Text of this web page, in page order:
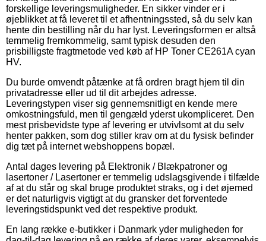
forskellige leveringsmuligheder. En sikker vinder er i
øjeblikket at få leveret til et afhentningssted, så du selv kan
hente din bestilling når du har lyst. Leveringsformen er altså
temmelig fremkommelig, samt typisk desuden den
prisbilligste fragtmetode ved køb af HP Toner CE261A cyan
HV.
Du burde omvendt påtænke at få ordren bragt hjem til din
privatadresse eller ud til dit arbejdes adresse.
Leveringstypen viser sig gennemsnitligt en kende mere
omkostningsfuld, men til gengæld yderst ukompliceret. Den
mest prisbevidste type af levering er utvivlsomt at du selv
henter pakken, som dog stiller krav om at du fysisk befinder
dig tæt på internet webshoppens bopæl.
Antal dages levering på Elektronik / Blækpatroner og
lasertoner / Lasertoner er temmelig udslagsgivende i tilfælde
af at du står og skal bruge produktet straks, og i det øjemed
er det naturligvis vigtigt at du gransker det forventede
leveringstidspunkt ved det respektive produkt.
En lang række e-butikker i Danmark yder muligheden for